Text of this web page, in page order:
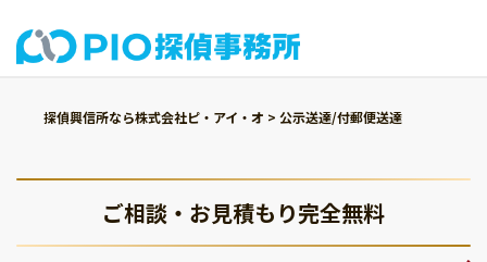
探偵興信所なら株式会社ピ・アイ・オ > 公示送達/付郵便送達
ご相談・お見積もり完全無料